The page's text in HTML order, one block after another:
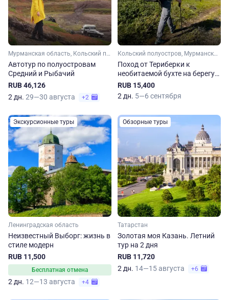
Мурманская область, Кольский полуостров, Арктика
Автотур по полуостровам
Средний и Рыбачий
RUB 46,126
2 дн. 29—30 августа +2
Кольский полуостров, Мурманская область, Арктика
Поход от Териберки к
необитаемой бухте на берегу
океана
RUB 15,400
2 дн. 5—6 сентября
Экскурсионные туры
Ленинградская область
Неизвестный Выборг: жизнь в
стиле модерн
RUB 11,500
Бесплатная отмена
2 дн. 12—13 августа +4
Обзорные туры
Татарстан
Золотая моя Казань. Летний
тур на 2 дня
RUB 11,720
2 дн. 14—15 августа +6